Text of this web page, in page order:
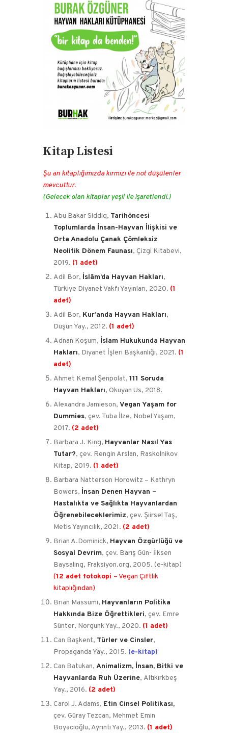
Kitap Listesi
Şu an kitaplığımızda kırmızı ile not düşülenler
mevcuttur.
(Gelecek olan kitaplar yeşil ile işaretlendi.)
Abu Bakar Siddiq, Tarihöncesi
Toplumlarda İnsan-Hayvan İlişkisi ve
Orta Anadolu Çanak Çömleksiz
Neolitik Dönem Faunası, Çizgi Kitabevi,
2019. (1 adet)
Adil Bor, İslâm’da Hayvan Hakları,
Türkiye Diyanet Vakfı Yayınları, 2020. (1
adet)
Adil Bor, Kur’anda Hayvan Hakları,
Düşün Yay., 2012. (1 adet)
Adnan Koşum, İslam Hukukunda Hayvan
Hakları, Diyanet İşleri Başkanlığı, 2021. (1
adet)
Ahmet Kemal Şenpolat, 111 Soruda
Hayvan Hakları, Okuyan Us, 2018.
Alexandra Jamieson, Vegan Yaşam for
Dummies, çev. Tuba İlze, Nobel Yaşam,
2017. (2 adet)
Barbara J. King, Hayvanlar Nasıl Yas
Tutar?, çev. Rengin Arslan, Raskolnikov
Kitap, 2019. (1 adet)
Barbara Natterson Horowitz – Kathryn
Bowers, İnsan Denen Hayvan –
Hastalıkta ve Sağlıkta Hayvanlardan
Öğrenebileceklerimiz, çev. Şiirsel Taş,
Metis Yayıncılık, 2021. (2 adet)
Brian A.Dominick, Hayvan Özgürlüğü ve
Sosyal Devrim, çev. Barış Gün- İlksen
Baysaling, Fraksiyon.org, 2005. (e-kitap)
(12 adet fotokopi – Vegan Çiftlik
kitaplığından)
Brian Massumi, Hayvanların Politika
Hakkında Bize Öğrettikleri, çev. Emre
Sünter, Norgunk Yay., 2020. (1 adet)
Can Başkent, Türler ve Cinsler,
Propaganda Yay., 2015. (e-kitap)
Can Batukan, Animalizm, İnsan, Bitki ve
Hayvanlarda Ruh Üzerine, Altıkırkbeş
Yay., 2016. (2 adet)
Carol J. Adams, Etin Cinsel Politikası,
çev. Güray Tezcan, Mehmet Emin
Boyacıoğlu, Ayrıntı Yay., 2013. (1 adet)